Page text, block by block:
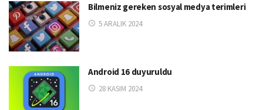
Bilmeniz gereken sosyal medya terimleri
5 ARALIK 2024
Android 16 duyuruldu
28 KASIM 2024